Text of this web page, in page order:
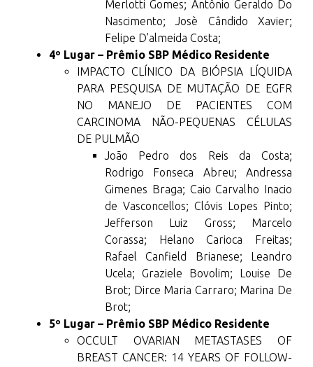
Merlotti Gomes; Antônio Geraldo Do
Nascimento; Josè Cândido Xavier;
Felipe D’almeida Costa;
4º Lugar – Prêmio SBP Médico Residente
IMPACTO CLÍNICO DA BIÓPSIA LÍQUIDA
PARA PESQUISA DE MUTAÇÃO DE EGFR
NO MANEJO DE PACIENTES COM
CARCINOMA NÃO-PEQUENAS CÉLULAS
DE PULMÃO
João Pedro dos Reis da Costa;
Rodrigo Fonseca Abreu; Andressa
Gimenes Braga; Caio Carvalho Inacio
de Vasconcellos; Clóvis Lopes Pinto;
Jefferson Luiz Gross; Marcelo
Corassa; Helano Carioca Freitas;
Rafael Canfield Brianese; Leandro
Ucela; Graziele Bovolim; Louise De
Brot; Dirce Maria Carraro; Marina De
Brot;
5º Lugar – Prêmio SBP Médico Residente
OCCULT OVARIAN METASTASES OF
BREAST CANCER: 14 YEARS OF FOLLOW-